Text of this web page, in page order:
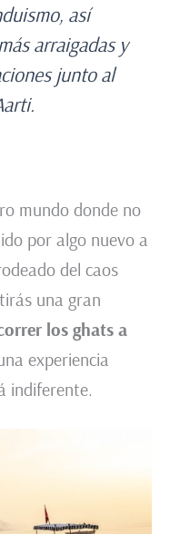
así
arraigadas y
junto al
mundo donde no
por algo nuevo a
del caos
una gran
los ghats a
experiencia
indiferente.